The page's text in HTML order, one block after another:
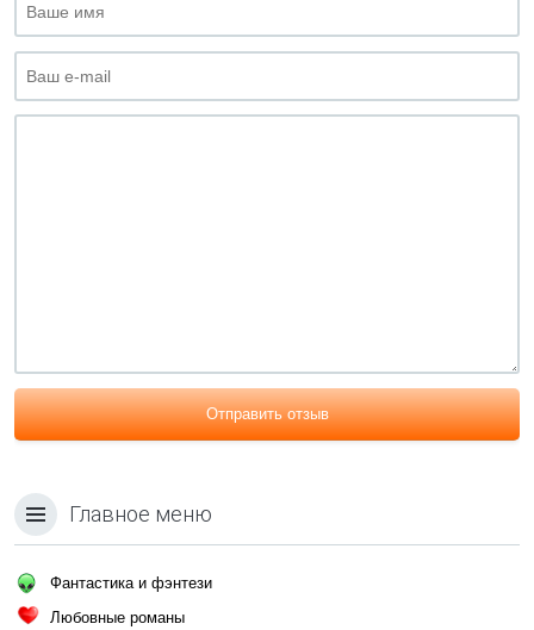
Отправить отзыв
Главное меню
Фантастика и фэнтези
Любовные романы